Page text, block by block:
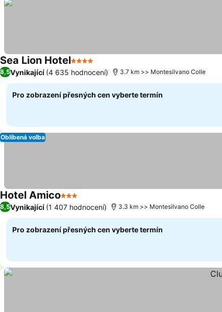
Sea Lion Hotel4 Počet hvězdiček
Ukázat ceny
8,5Vynikající (4 635 hodnocení) 3.7 km >> Montesilvano Colle
Pro zobrazení přesných cen vyberte termín
Oblíbená volba
Hotel Amico3 Počet hvězdiček
Ukázat ceny
8,5Vynikající (1 407 hodnocení) 3.3 km >> Montesilvano Colle
Pro zobrazení přesných cen vyberte termín